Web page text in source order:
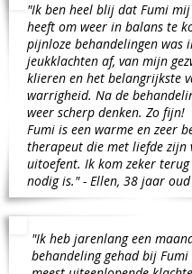
"Ik ben heel blij dat Fumi
heeft om weer in balans te
pijnloze behandelingen was
jeukklachten af, van mijn
klieren en het belangrijkste
warrigheid. Na de
weer scherp denken. Zo fijn!
Fumi is een warme en zeer
therapeut die met liefde zijn
uitoefent. Ik kom zeker
nodig is." - Ellen, 38 jaar oud
"Ik heb jarenlang een
behandeling gehad bij Fumi